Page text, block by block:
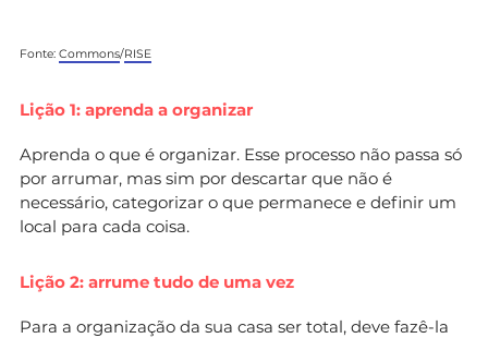
Fonte: Commons/RISE
Lição 1: aprenda a organizar
Aprenda o que é organizar. Esse processo não passa só
por arrumar, mas sim por descartar que não é
necessário, categorizar o que permanece e definir um
local para cada coisa.
Lição 2: arrume tudo de uma vez
Para a organização da sua casa ser total, deve fazê-la